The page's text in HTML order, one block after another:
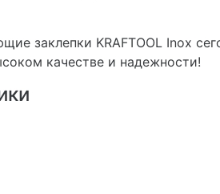
заклепки KRAFTOOL Inox
качестве и надежности!